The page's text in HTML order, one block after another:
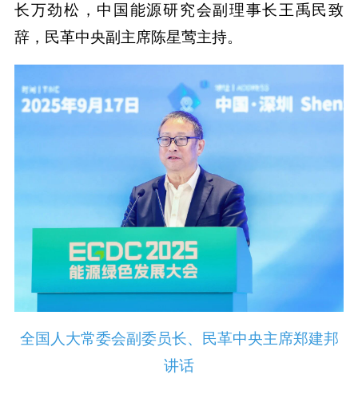
长万劲松，中国能源研究会副理事长王禹民致
辞，民革中央副主席陈星莺主持。
全国人大常委会副委员长、民革中央主席郑建邦
讲话